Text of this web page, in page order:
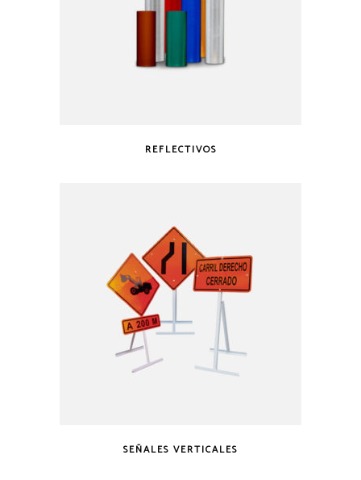
REFLECTIVOS
SEÑALES VERTICALES